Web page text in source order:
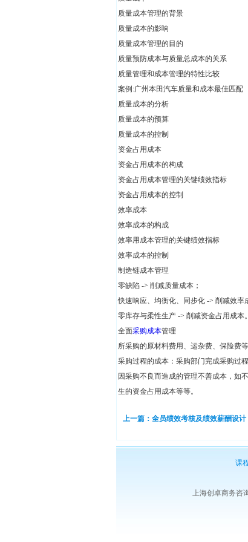
质量成本管理的背景
质量成本的影响
质量成本管理的目的
质量预防成本与质量总成本的关系
质量管理和成本管理的特性比较
案例:广州本田汽车质量和成本最佳匹配
质量成本的分析
质量成本的预算
质量成本的控制
资金占用成本
资金占用成本的构成
资金占用成本管理的关键绩效指标
资金占用成本的控制
效率成本
效率成本的构成
效率用成本管理的关键绩效指标
效率成本的控制
制造链成本管理
零缺陷 -> 削减质量成本；
快速响应、均衡化、同步化 -> 削减效率
零库存与柔性生产 -> 削减资金占用成本。
全面采购成本管理
所采购的原材料费用、运杂费、保险费
采购过程的成本：采购部门完成采购过
因采购不良而造成的管理不善成本，如
生的资金占用成本等等。
上一篇：全员绩效考核及绩效薪酬设计
课
上海创卓商务咨